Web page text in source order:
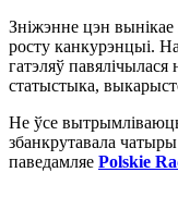
Зніжэнне цэн вынікае
росту канкурэнцыі.
гатэляў
статыстыка,
Не ўсе
збанкрутавала
паведамляе Polskie